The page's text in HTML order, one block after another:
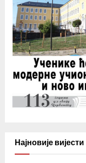
Најновије вијести